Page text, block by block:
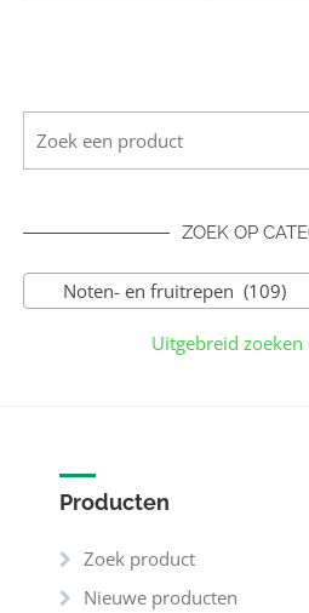
ZOEK OP
Noten- en fruitrepen (109)
Uitgebreid
Producten
Zoek product
Nieuwe producten